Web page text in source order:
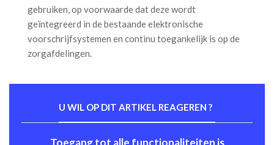
gebruiken, op voorwaarde dat deze wordt
geïntegreerd in de bestaande elektronische
voorschrijfsystemen en continu toegankelijk is op de
zorgafdelingen.
U WIL OP DIT ARTIKEL REAGEREN ?
Toegang tot alle functionaliteiten is